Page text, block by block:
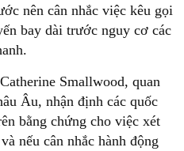
nên cân nhắc việc kêu gọi
bay dài trước nguy cơ các
Smallwood, quan
Âu, nhận định các quốc
bằng chứng cho việc xét
nếu cân nhắc hành động